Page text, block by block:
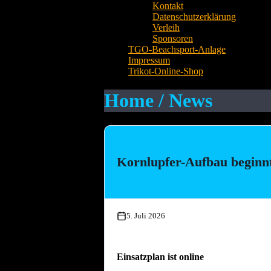
Kontakt
Datenschutzerklärung
Verleih
Sponsoren
TGO-Beachsport-Anlage
Impressum
Trikot-Online-Shop
Home / News
Kornlupfer-Aufbau
5. Juli 2026
Einsatzplan ist online